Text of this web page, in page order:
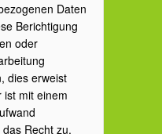
Daten
Berichtigung
oder
dies erweist
ist mit einem
Recht zu,